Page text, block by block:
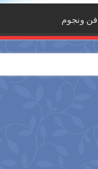
فن ونجوم